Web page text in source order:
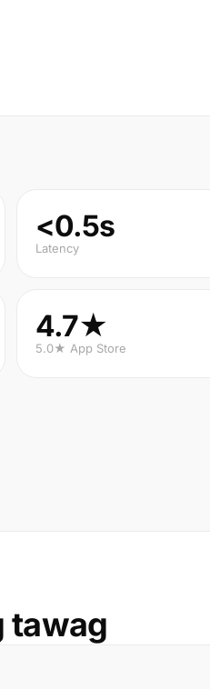
<0.5s
Latency
4.7★
5.0★ App Store
tawag